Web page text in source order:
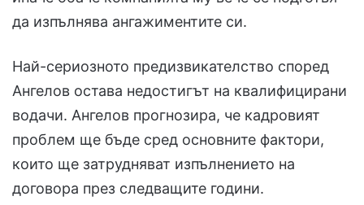
да изпълнява ангажиментите си.
Най-сериозното предизвикателство според
Ангелов остава недостигът на квалифицирани
водачи. Ангелов прогнозира, че кадровият
проблем ще бъде сред основните фактори,
които ще затрудняват изпълнението на
договора през следващите години.